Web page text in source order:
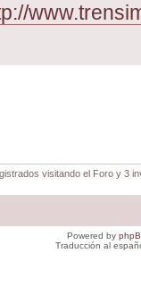
visitando el Foro y 3
Powered by
Traducción al